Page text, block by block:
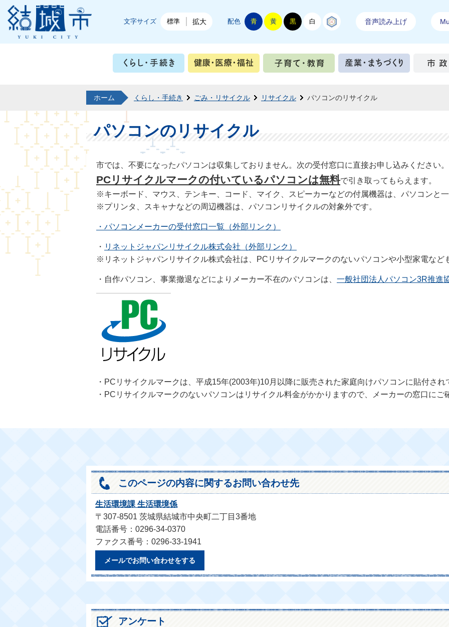
結城市公式ホームページ
文字サイズ 標準 拡大 配色 青 黄 黒 白 音声読み上げ
くらし・手続き 健康・医療・福祉 子育て・教育 産業・
ホーム くらし・手続き ごみ・リサイクル リサイクル パソコンのリサイクル
パソコンのリサイクル
市では、不要になったパソコンは収集しておりません。次の受付窓口に直接お申し込みください。
PCリサイクルマークの付いているパソコンは無料で引き取ってもらえます。
※キーボード、マウス、テンキー、コード、マイク、スピーカーなどの付属機器は、パソコンと
※プリンタ、スキャナなどの周辺機器は、パソコンリサイクルの対象外です。
・パソコンメーカーの受付窓口一覧（外部リンク）
・ リネットジャパンリサイクル株式会社（外部リンク）
※リネットジャパンリサイクル株式会社は、PCリサイクルマークのないパソコンや小型家電など
・自作パソコン、事業撤退などによりメーカー不在のパソコンは、 一般社団法人パソコン3R推進
・PCリサイクルマークは、平成15年(2003年)10月以降に販売された家庭向けパソコンに貼付され
・PCリサイクルマークのないパソコンはリサイクル料金がかかりますので、メーカーの窓口にご
このページの内容に関するお問い合わせ先
生活環境課 生活環境係
〒307-8501 茨城県結城市中央町二丁目3番地
電話番号：0296-34-0370
ファクス番号：0296-33-1941
メールでお問い合わせをする
アンケート